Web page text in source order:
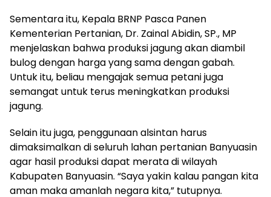
Sementara itu, Kepala BRNP Pasca Panen
Kementerian Pertanian, Dr. Zainal Abidin, SP., MP
menjelaskan bahwa produksi jagung akan diambil
bulog dengan harga yang sama dengan gabah.
Untuk itu, beliau mengajak semua petani juga
semangat untuk terus meningkatkan produksi
jagung.
Selain itu juga, penggunaan alsintan harus
dimaksimalkan di seluruh lahan pertanian Banyuasin
agar hasil produksi dapat merata di wilayah
Kabupaten Banyuasin. “Saya yakin kalau pangan kita
aman maka amanlah negara kita,” tutupnya.